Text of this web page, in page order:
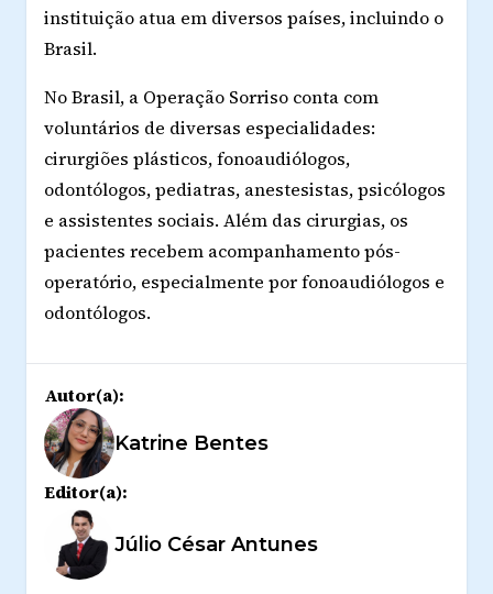
instituição atua em diversos países, incluindo o
Brasil.
No Brasil, a Operação Sorriso conta com
voluntários de diversas especialidades:
cirurgiões plásticos, fonoaudiólogos,
odontólogos, pediatras, anestesistas, psicólogos
e assistentes sociais. Além das cirurgias, os
pacientes recebem acompanhamento pós-
operatório, especialmente por fonoaudiólogos e
odontólogos.
Autor(a):
Katrine Bentes
Editor(a):
Júlio César Antunes